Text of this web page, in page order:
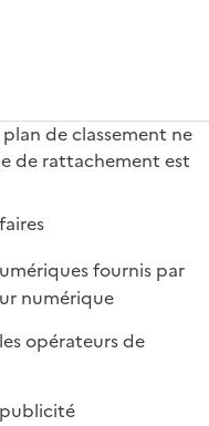
LinkedIn
de classement ne
de rattachement est
fournis par
numérique
opérateurs de
publicité